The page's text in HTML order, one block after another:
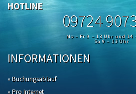
HOTLINE
09724
Mo – Fr 9 – 13 Uhr und 14
Sa 9 – 13 Uhr
INFORMATIONEN
» Buchungsablauf
» Pro Internet